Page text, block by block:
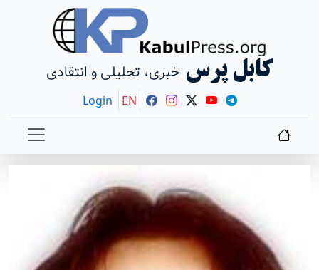
کابل پرس خبری، تحلیلی و انتقادی
Login EN